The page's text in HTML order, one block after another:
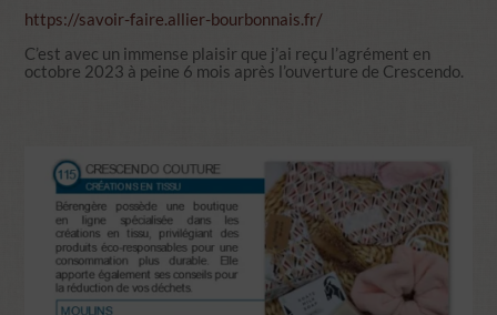
https://savoir-faire.allier-bourbonnais.fr/
C’est avec un immense plaisir que j’ai reçu l’agrément en
octobre 2023 à peine 6 mois après l’ouverture de Crescendo.